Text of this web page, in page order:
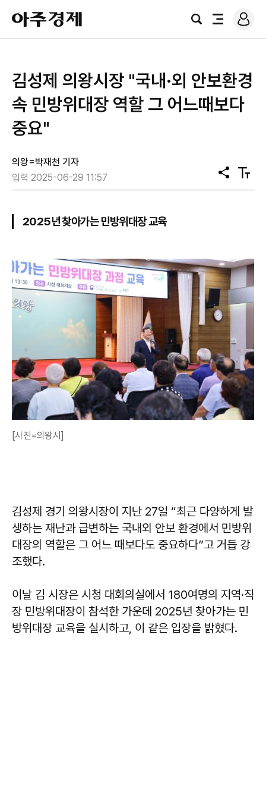
아
주
경
검
전
로
그
김성제 의왕시장 "국내·외 안보환경
속 민방위대장 역할 그 어느때보다
중요"
의왕=박재천 기자
입력 2025-06-29 11:57
공
유
텍
스
2025년 찾아가는 민방위대장 교육
[사진=의왕시]
김성제 경기 의왕시장이 지난 27일 “최근 다양하게 발
생하는 재난과 급변하는 국내외 안보 환경에서 민방위
대장의 역할은 그 어느 때보다도 중요하다”고 거듭 강
조했다.
이날 김 시장은 시청 대회의실에서 180여명의 지역·직
장 민방위대장이 참석한 가운데 2025년 찾아가는 민
방위대장 교육을 실시하고, 이 같은 입장을 밝혔다.